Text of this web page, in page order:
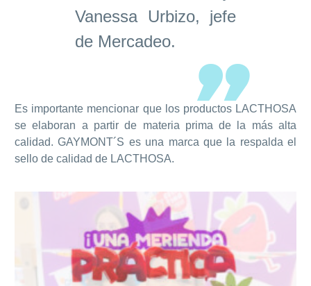
Vanessa Urbizo, jefe
de Mercadeo.
Es importante mencionar que los productos LACTHOSA
se elaboran a partir de materia prima de la más alta
calidad. GAYMONT´S es una marca que la respalda el
sello de calidad de LACTHOSA.